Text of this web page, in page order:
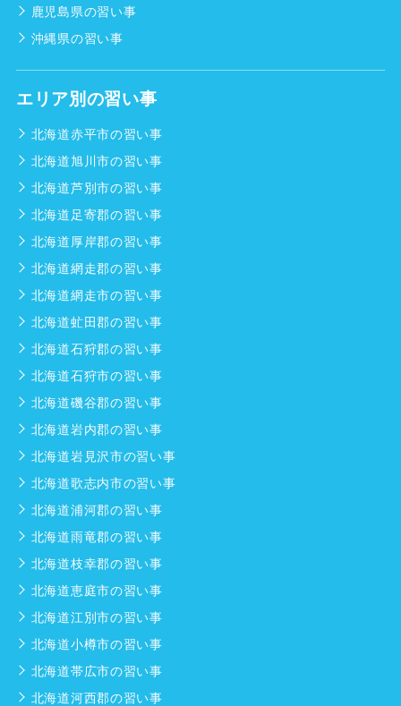
鹿児島県の習い事
沖縄県の習い事
エリア別の習い事
北海道赤平市の習い事
北海道旭川市の習い事
北海道芦別市の習い事
北海道足寄郡の習い事
北海道厚岸郡の習い事
北海道網走郡の習い事
北海道網走市の習い事
北海道虻田郡の習い事
北海道石狩郡の習い事
北海道石狩市の習い事
北海道磯谷郡の習い事
北海道岩内郡の習い事
北海道岩見沢市の習い事
北海道歌志内市の習い事
北海道浦河郡の習い事
北海道雨竜郡の習い事
北海道枝幸郡の習い事
北海道恵庭市の習い事
北海道江別市の習い事
北海道小樽市の習い事
北海道帯広市の習い事
北海道河西郡の習い事